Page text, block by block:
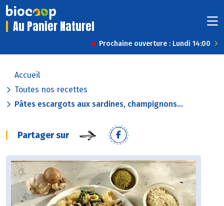
Au Panier Naturel
Prochaine ouverture : Lundi 14:00
Accueil
Toutes nos recettes
Pâtes escargots aux sardines, champignons...
Partager sur